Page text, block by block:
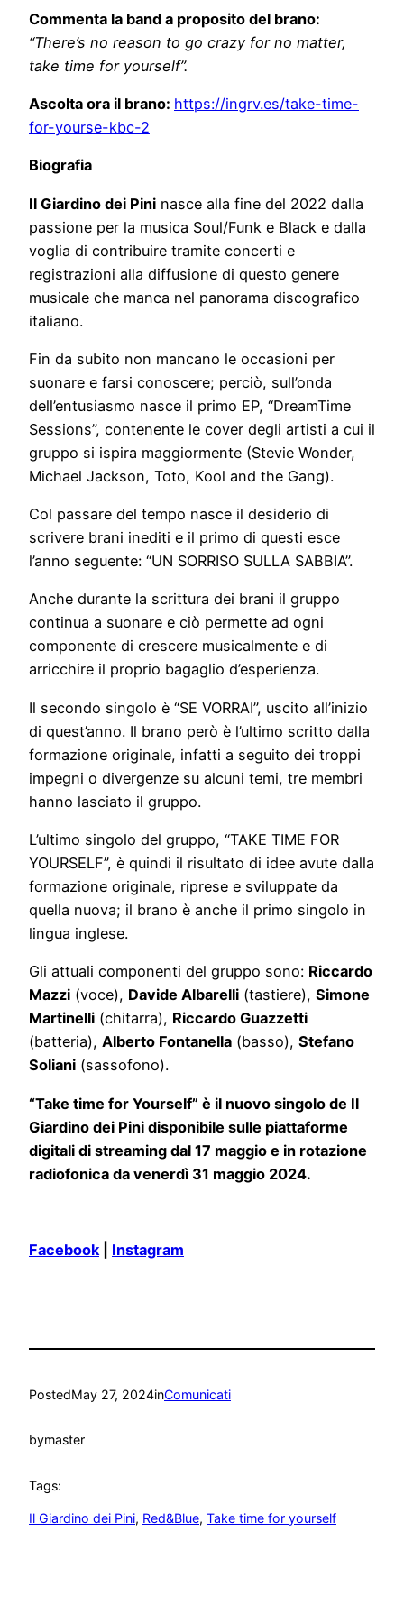
Commenta la band a proposito del brano:
“There’s no reason to go crazy for no matter,
take time for yourself”.
Ascolta ora il brano: https://ingrv.es/take-time-
for-yourse-kbc-2
Biografia
Il Giardino dei Pini nasce alla fine del 2022 dalla
passione per la musica Soul/Funk e Black e dalla
voglia di contribuire tramite concerti e
registrazioni alla diffusione di questo genere
musicale che manca nel panorama discografico
italiano.
Fin da subito non mancano le occasioni per
suonare e farsi conoscere; perciò, sull’onda
dell’entusiasmo nasce il primo EP, “DreamTime
Sessions”, contenente le cover degli artisti a cui il
gruppo si ispira maggiormente (Stevie Wonder,
Michael Jackson, Toto, Kool and the Gang).
Col passare del tempo nasce il desiderio di
scrivere brani inediti e il primo di questi esce
l’anno seguente: “UN SORRISO SULLA SABBIA”.
Anche durante la scrittura dei brani il gruppo
continua a suonare e ciò permette ad ogni
componente di crescere musicalmente e di
arricchire il proprio bagaglio d’esperienza.
Il secondo singolo è “SE VORRAI”, uscito all’inizio
di quest’anno. Il brano però è l’ultimo scritto dalla
formazione originale, infatti a seguito dei troppi
impegni o divergenze su alcuni temi, tre membri
hanno lasciato il gruppo.
L’ultimo singolo del gruppo, “TAKE TIME FOR
YOURSELF”, è quindi il risultato di idee avute dalla
formazione originale, riprese e sviluppate da
quella nuova; il brano è anche il primo singolo in
lingua inglese.
Gli attuali componenti del gruppo sono: Riccardo
Mazzi (voce), Davide Albarelli (tastiere), Simone
Martinelli (chitarra), Riccardo Guazzetti
(batteria), Alberto Fontanella (basso), Stefano
Soliani (sassofono).
“Take time for Yourself” è il nuovo singolo de Il
Giardino dei Pini disponibile sulle piattaforme
digitali di streaming dal 17 maggio e in rotazione
radiofonica da venerdì 31 maggio 2024.
Facebook| Instagram
PostedMay 27, 2024inComunicati
bymaster
Tags:
Il Giardino dei Pini, Red&Blue, Take time for yourself